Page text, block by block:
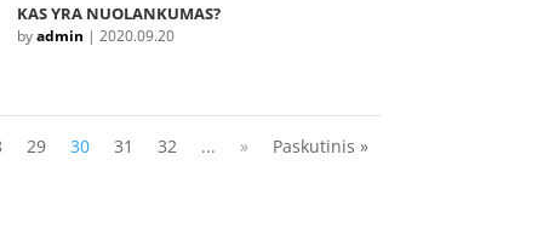
KAS YRA NUOLANKUMAS?
byadmin | 2020.09.20
29 30 31 32 ... » Paskutinis »